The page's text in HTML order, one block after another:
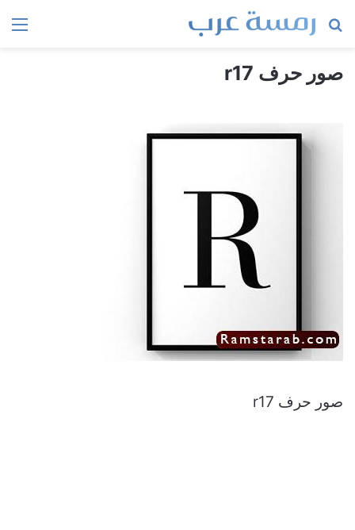
بحث
صور حرف r17
صور حرف r17